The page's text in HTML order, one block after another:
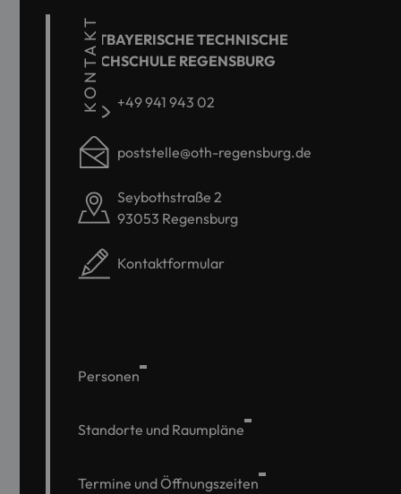
KONTAKT
OSTBAYERISCHE TECHNISCHE
HOCHSCHULE REGENSBURG
+49 941 943 02
poststelle@oth-regensburg.de
Seybothstraße 2
93053 Regensburg
Kontaktformular
Personen
Standorte und Raumpläne
Termine und Öffnungszeiten